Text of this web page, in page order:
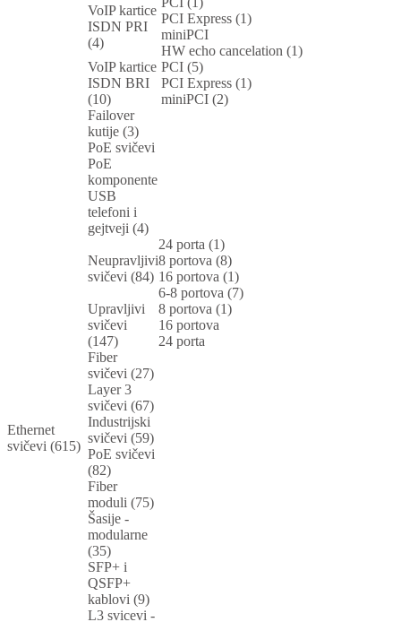
VoIP kartice
ISDN PRI
(4)
PCI Express (1)
miniPCI
HW echo cancelation (1)
VoIP kartice
ISDN BRI
(10)
PCI (5)
PCI Express (1)
miniPCI (2)
Failover
kutije (3)
PoE svičevi
PoE
komponente
USB
telefoni i
gejtveji (4)
Ethernet
svičevi (615)
Neupravljivi
svičevi (84)
24 porta (1)
8 portova (8)
16 portova (1)
6-8 portova (7)
Upravljivi
svičevi
(147)
8 portova (1)
16 portova
24 porta
Fiber
svičevi (27)
Layer 3
svičevi (67)
Industrijski
svičevi (59)
PoE svičevi
(82)
Fiber
moduli (75)
Šasije -
modularne
(35)
SFP+ i
QSFP+
kablovi (9)
L3 svicevi -